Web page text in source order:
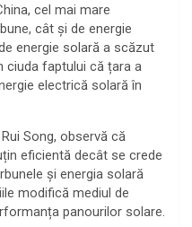
cel mai mare
cât și de energie
energie solară a scăzut
ciuda faptului că țara a
electrică solară în
Song, observă că
eficientă decât se crede
și energia solară
modifică mediul de
panourilor solare.